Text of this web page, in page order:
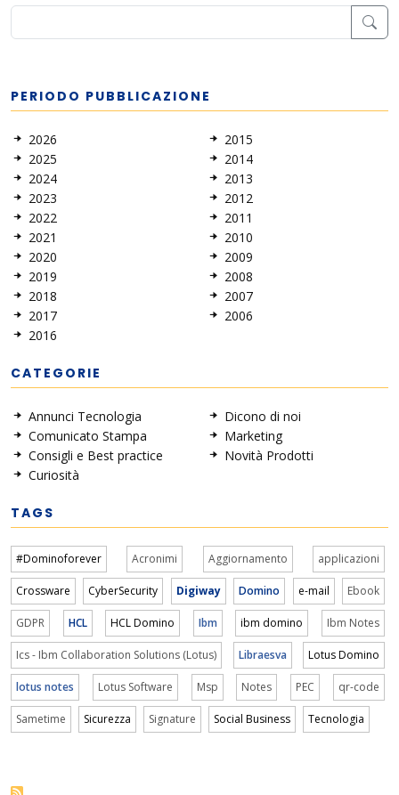
PERIODO PUBBLICAZIONE
2026
2025
2024
2023
2022
2021
2020
2019
2018
2017
2016
2015
2014
2013
2012
2011
2010
2009
2008
2007
2006
CATEGORIE
Annunci Tecnologia
Comunicato Stampa
Consigli e Best practice
Curiosità
Dicono di noi
Marketing
Novità Prodotti
TAGS
#Dominoforever Acronimi Aggiornamento applicazioni
Crossware CyberSecurity Digiway Domino e-mail Ebook
GDPR HCL HCL Domino Ibm ibm domino Ibm Notes
Ics - Ibm Collaboration Solutions (Lotus) Libraesva Lotus Domino
lotus notes Lotus Software Msp Notes PEC qr-code
Sametime Sicurezza Signature Social Business Tecnologia